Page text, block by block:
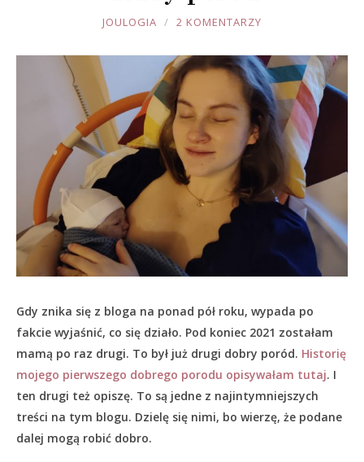
JOULE
JOULOGIA 2 KOMENTARZY
Gdy znika się z bloga na ponad pół roku, wypada po
fakcie wyjaśnić, co się działo. Pod koniec 2021 zostałam
mamą po raz drugi. To był już drugi dobry poród. Historię
mojego pierwszego dobrego porodu opisywałam tutaj. I
ten drugi też opiszę. To są jedne z najintymniejszych
treści na tym blogu. Dzielę się nimi, bo wierzę, że podane
dalej mogą robić dobro.